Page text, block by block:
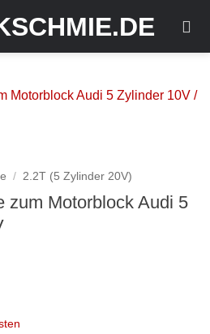
/ 2.2T (5 Zylinder 20V)
zum Motorblock Audi 5